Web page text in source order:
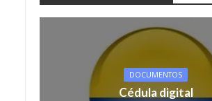
DOCUMENTOS
Cédula digital